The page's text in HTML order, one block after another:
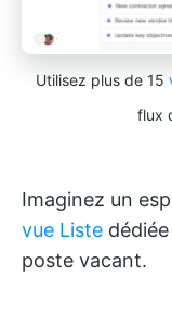
Utilisez plus de 15
flux
Imaginez un
vue Liste dédiée
poste vacant.